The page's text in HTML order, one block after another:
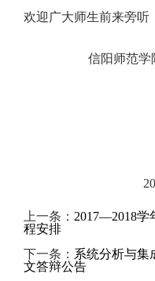
欢迎广大师生前来旁听
信阳师范学
上一条： 2017—2018学
程安排
下一条： 系统分析与集
文答辩公告